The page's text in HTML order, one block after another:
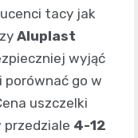
tacy jak
Aluplast
wyjąć
go w
uszczelki
przedziale 4-12